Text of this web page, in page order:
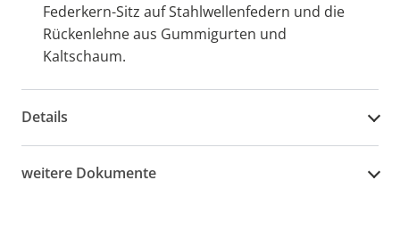
Federkern-Sitz auf Stahlwellenfedern und die
Rückenlehne aus Gummigurten und
Kaltschaum.
Details
weitere Dokumente